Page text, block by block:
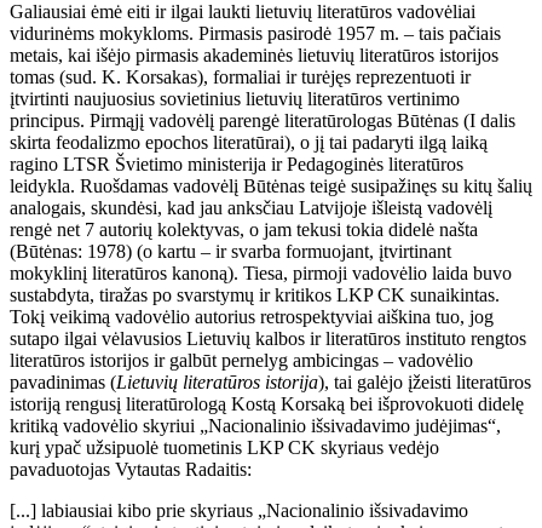
Galiausiai ėmė eiti ir ilgai laukti lietuvių literatūros vadovėliai
vidurinėms mokykloms. Pirmasis pasirodė 1957 m. – tais pačiais
metais, kai išėjo pirmasis akademinės lietuvių literatūros istorijos
tomas (sud. K. Korsakas), formaliai ir turėjęs reprezentuoti ir
įtvirtinti naujuosius sovietinius lietuvių literatūros vertinimo
principus. Pirmąjį vadovėlį parengė literatūrologas Būtėnas (I dalis
skirta feodalizmo epochos literatūrai), o jį tai padaryti ilgą laiką
ragino LTSR Švietimo ministerija ir Pedagoginės literatūros
leidykla. Ruošdamas vadovėlį Būtėnas teigė susipažinęs su kitų šalių
analogais, skundėsi, kad jau anksčiau Latvijoje išleistą vadovėlį
rengė net 7 autorių kolektyvas, o jam tekusi tokia didelė našta
(Būtėnas: 1978) (o kartu – ir svarba formuojant, įtvirtinant
mokyklinį literatūros kanoną). Tiesa, pirmoji vadovėlio laida buvo
sustabdyta, tiražas po svarstymų ir kritikos LKP CK sunaikintas.
Tokį veikimą vadovėlio autorius retrospektyviai aiškina tuo, jog
sutapo ilgai vėlavusios Lietuvių kalbos ir literatūros instituto rengtos
literatūros istorijos ir galbūt pernelyg ambicingas – vadovėlio
pavadinimas (Lietuvių literatūros istorija), tai galėjo įžeisti literatūros
istoriją rengusį literatūrologą Kostą Korsaką bei išprovokuoti didelę
kritiką vadovėlio skyriui „Nacionalinio išsivadavimo judėjimas“,
kurį ypač užsipuolė tuometinis LKP CK skyriaus vedėjo
pavaduotojas Vytautas Radaitis:
[...] labiausiai kibo prie skyriaus „Nacionalinio išsivadavimo